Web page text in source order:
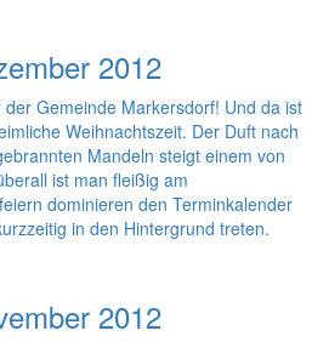
2012
Gemeinde Markersdorf! Und da ist
Weihnachtszeit. Der Duft nach
Mandeln steigt einem von
ist man fleißig am
dominieren den Terminkalender
in den Hintergrund treten.
2012